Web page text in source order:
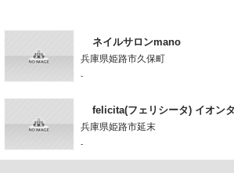
ネイルサロンmano
兵庫県姫路市久保町
-
felicita(フェリシータ) イオン
兵庫県姫路市延末
-